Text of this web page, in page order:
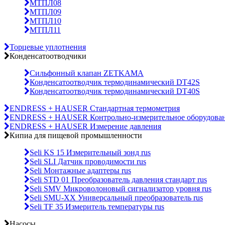
МТПЛ08
МТПЛ09
МТПЛ10
МТПЛ11
Торцевые уплотнения
Конденсатоотводчики
Сильфонный клапан ZETKAMA
Конденсатоотводчик термодинамический DT42S
Конденсатоотводчик термодинамический DT40S
ENDRESS + HAUSER Стандартная термометрия
ENDRESS + HAUSER Контрольно-измерительное
ENDRESS + HAUSER Измерение давления
Кипиа для пищевой промышленности
Seli KS 15 Измерительный зонд rus
Seli SLI Датчик проводимости rus
Seli Монтажные адаптеры rus
Seli STD 01 Преобразователь давления стандарт rus
Seli SMV Микроволоновый сигнализатор уровня rus
Seli SMU-ХХ Универсальный преобразователь rus
Seli TF 35 Измеритель температуры rus